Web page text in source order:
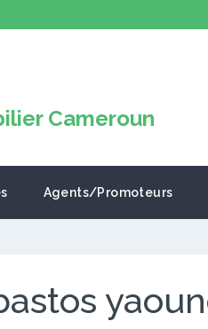
Agents/Promoteurs